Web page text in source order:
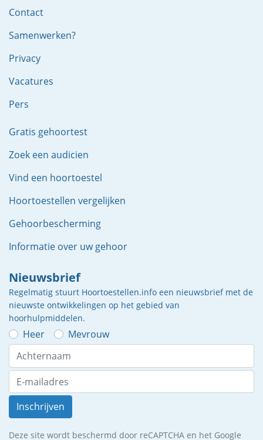
Contact
Samenwerken?
Privacy
Vacatures
Pers
Gratis gehoortest
Zoek een audicien
Vind een hoortoestel
Hoortoestellen vergelijken
Gehoorbescherming
Informatie over uw gehoor
Nieuwsbrief
Regelmatig stuurt Hoortoestellen.info een nieuwsbrief met de
nieuwste ontwikkelingen op het gebied van
hoorhulpmiddelen.
Heer Mevrouw
Inschrijven
Deze site wordt beschermd door reCAPTCHA en het Google